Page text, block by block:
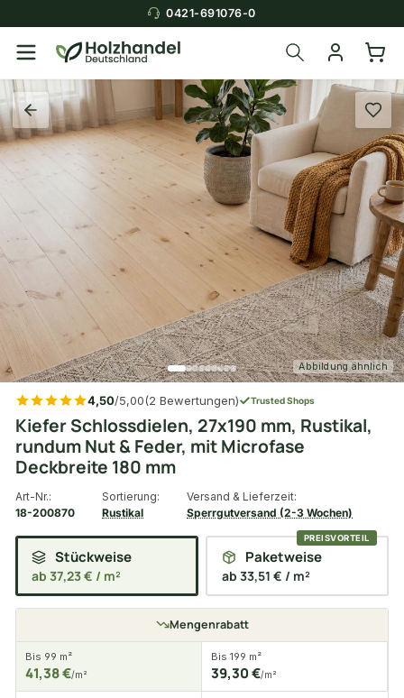
0421-691076-0
Abbildung ähnlich
4,50/5,00(2 Bewertungen) Trusted Shops
Kiefer Schlossdielen, 27x190 mm, Rustikal,
rundum Nut & Feder, mit Microfase
Deckbreite 180 mm
Art-Nr.:
18-200870
Sortierung:
Rustikal
Versand & Lieferzeit:
Sperrgutversand (2-3 Wochen)
Stückweise
ab 37,23 € / m²
Paketweise
ab 33,51 € / m²
Mengenrabatt
Bis 99 m²
41,38 €/m²
Bis 199 m²
39,30 €/m²